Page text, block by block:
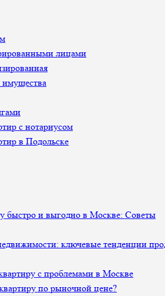
лицами
имущества
с нотариусом
в Подольске
быстро и выгодно в Москве: Советы
ключевые тенденции
с проблемами в Москве
по рыночной цене?